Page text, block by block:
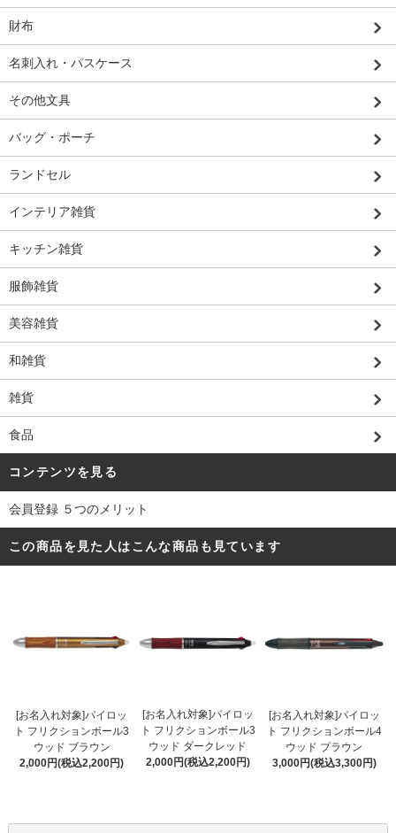
財布
名刺入れ・パスケース
その他文具
バッグ・ポーチ
ランドセル
インテリア雑貨
キッチン雑貨
服飾雑貨
美容雑貨
和雑貨
雑貨
食品
コンテンツを見る
会員登録 ５つのメリット
この商品を見た人はこんな商品も見ています
[お名入れ対象]パイロッ
ト フリクションボール3
ウッド ブラウン
2,000円(税込2,200円)
[お名入れ対象]パイロッ
ト フリクションボール3
ウッド ダークレッド
2,000円(税込2,200円)
[お名入れ対象]パイロッ
ト フリクションボール4
ウッド ブラウン
3,000円(税込3,300円)